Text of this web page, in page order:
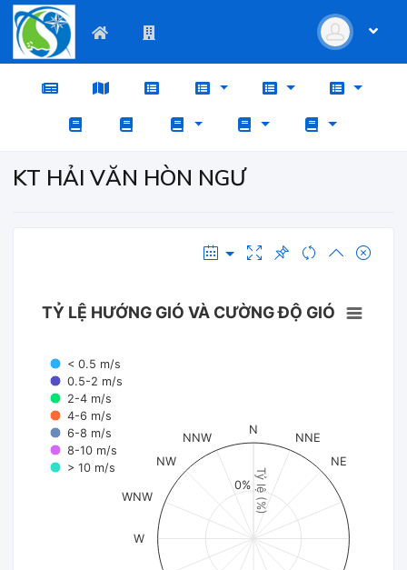
KT HẢI VĂN HÒN NGƯ
Tỷ lệ (%)
TỶ LỆ HƯỚNG GIÓ VÀ CƯỜNG ĐỘ GIÓ
< 0.5 m/s
0.5-2 m/s
2-4 m/s
4-6 m/s
6-8 m/s
8-10 m/s
> 10 m/s
N
NNE
NE
W
WNW
NW
NNW
0%